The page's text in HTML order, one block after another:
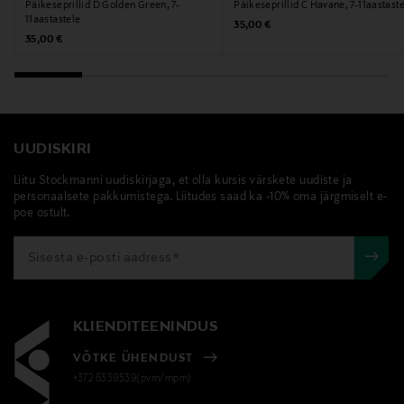
Päikeseprillid D Golden Green, 7-
11aastastele
Original Price
35,00 €
Päikeseprillid C Havane, 7-
Original Price
35,00 €
UUDISKIRI
Liitu Stockmanni uudiskirjaga, et olla kursis värskete uudiste ja
personaalsete pakkumistega. Liitudes saad ka -10% oma järgmiselt e-
poe ostult.
KLIENDITEENINDUS
VÕTKE ÜHENDUST
+372 6339539(pvm/mpm)